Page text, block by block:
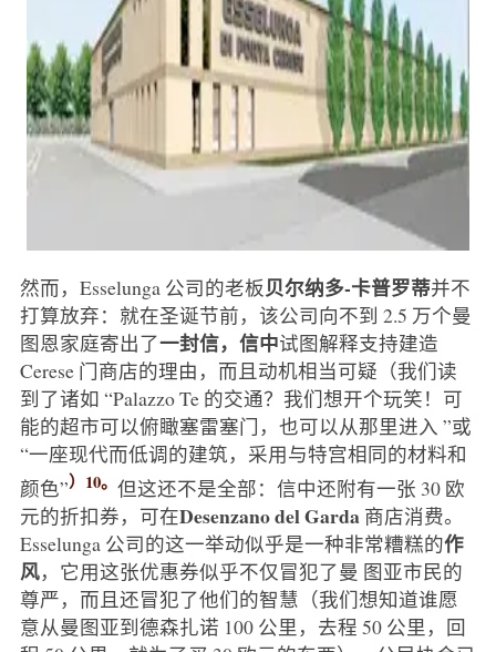
然而，Esselunga 公司的老板贝尔纳多-卡普罗蒂并不
打算放弃：就在圣诞节前，该公司向不到 2.5 万个曼
图恩家庭寄出了一封信，信中试图解释支持建造
Cerese 门商店的理由，而且动机相当可疑（我们读
到了诸如 “Palazzo Te 的交通？我们想开个玩笑！可
能的超市可以俯瞰塞雷塞门，也可以从那里进入 ”或
“一座现代而低调的建筑，采用与特宫相同的材料和
颜色”）10。 但这还不是全部：信中还附有一张 30 欧
元的折扣券，可在Desenzano del Garda 商店消费。
Esselunga 公司的这一举动似乎是一种非常糟糕的作
风，它用这张优惠券似乎不仅冒犯了曼 图亚市民的
尊严，而且还冒犯了他们的智慧（我们想知道谁愿
意从曼图亚到德森扎诺 100 公里，去程 50 公里，回